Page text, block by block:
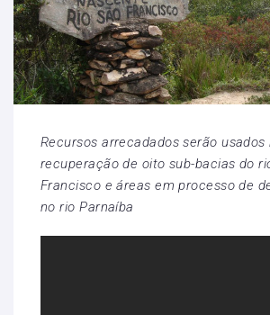
Recursos arrecadados serão usados
recuperação de oito sub-bacias do
Francisco e áreas em processo de
no rio Parnaíba